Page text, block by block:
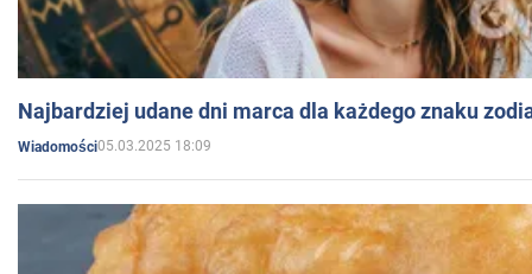
Najbardziej udane dni marca dla każdego znaku
Wiadomości05.03.2025 18:09